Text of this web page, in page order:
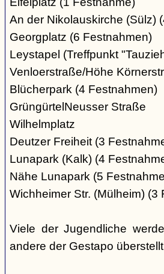
An der Nikolauskirche (Sülz)
Georgplatz (6 Festnahmen)
Leystapel (Treffpunkt
Venloerstraße/Höhe
Blücherpark (4 Festnahmen)
GrüngürtelNeusser Straße
Wilhelmplatz
Deutzer Freiheit (3
Lunapark (Kalk) (4
Nähe Lunapark (5
Wichheimer Str. (Mülheim) (3
Viele der Jugendliche
andere der Gestapo